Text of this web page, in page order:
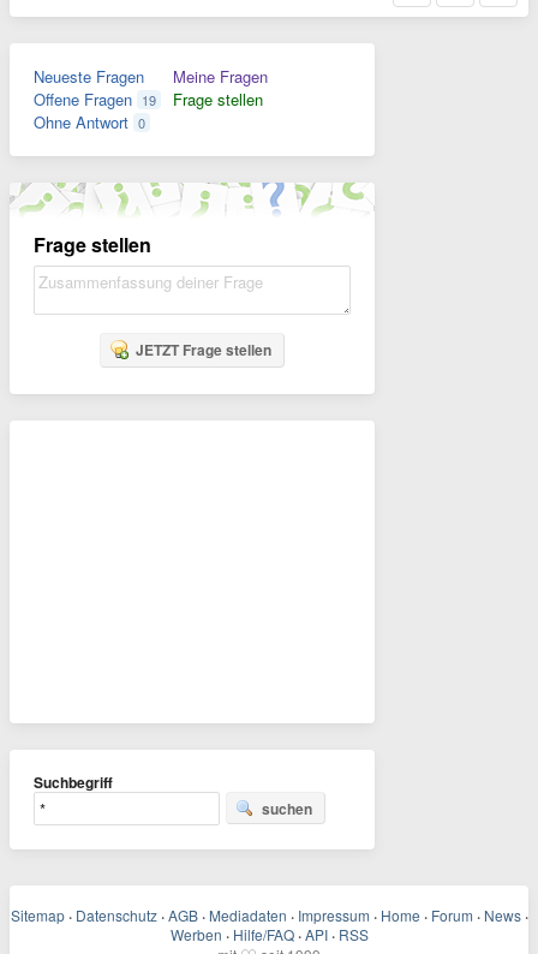
Neueste Fragen
Offene Fragen 19
Ohne Antwort 0
Meine Fragen
Frage stellen
Frage stellen
JETZT Frage stellen
Suchbegriff
suchen
Sitemap · Datenschutz · AGB · Mediadaten · Impressum · Home · Forum · News ·
Werben · Hilfe/FAQ · API · RSS